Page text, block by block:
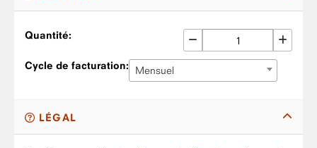
Quantité:
Cycle de facturation: Mensuel
LÉGAL